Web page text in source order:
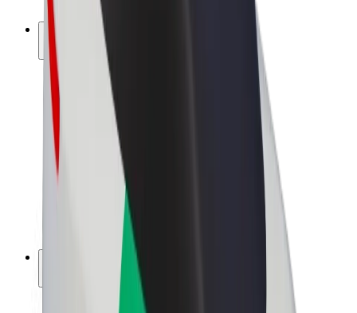
Bolt Plus
Keress a Bolttal
Sofőrök
Sofőr kereset
Futár kereset
Bolt Food kereskedők
Franchise-ok